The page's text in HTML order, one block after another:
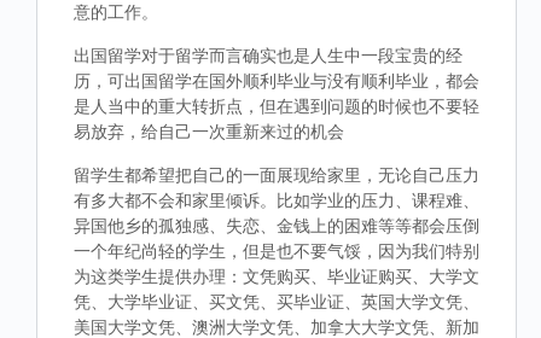
意的工作。
出国留学对于留学而言确实也是人生中一段宝贵的经
历，可出国留学在国外顺利毕业与没有顺利毕业，都会
是人当中的重大转折点，但在遇到问题的时候也不要轻
易放弃，给自己一次重新来过的机会
留学生都希望把自己的一面展现给家里，无论自己压力
有多大都不会和家里倾诉。比如学业的压力、课程难、
异国他乡的孤独感、失恋、金钱上的困难等等都会压倒
一个年纪尚轻的学生，但是也不要气馁，因为我们特别
为这类学生提供办理：文凭购买、毕业证购买、大学文
凭、大学毕业证、买文凭、买毕业证、英国大学文凭、
美国大学文凭、澳洲大学文凭、加拿大大学文凭、新加